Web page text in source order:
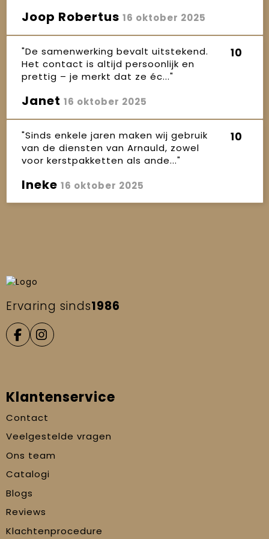
Joop Robertus 16 oktober 2025
"De samenwerking bevalt uitstekend.
Het contact is altijd persoonlijk en
prettig – je merkt dat ze éc..."
10
Janet 16 oktober 2025
"Sinds enkele jaren maken wij gebruik
van de diensten van Arnauld, zowel
voor kerstpakketten als ande..."
10
Ineke 16 oktober 2025
Ervaring sinds1986
Klantenservice
Contact
Veelgestelde vragen
Ons team
Catalogi
Blogs
Reviews
Klachtenprocedure